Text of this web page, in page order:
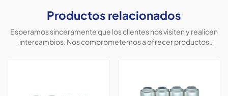
Productos relacionados
Esperamos sinceramente que los clientes nos visiten y realicen
intercambios. Nos comprometemos a ofrecer productos